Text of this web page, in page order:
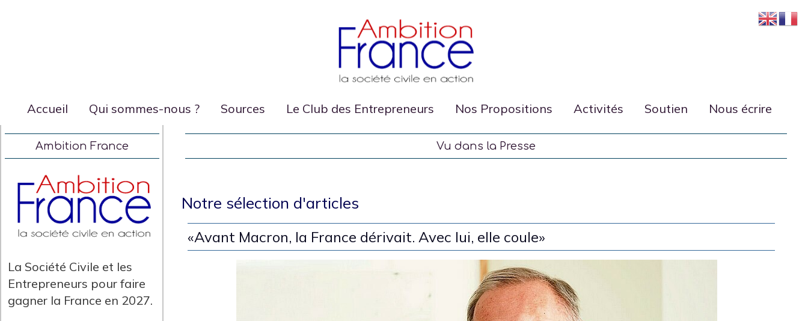
Accueil Qui sommes-nous ? Sources Le Club des Entrepreneurs Nos Propositions Activités Soutien Nous écrire
Ambition France
La Société Civile et les
Entrepreneurs pour faire
gagner la France en 2027.
Vu dans la Presse
Notre sélection d'articles
«Avant Macron, la France dérivait. Avec lui, elle coule»